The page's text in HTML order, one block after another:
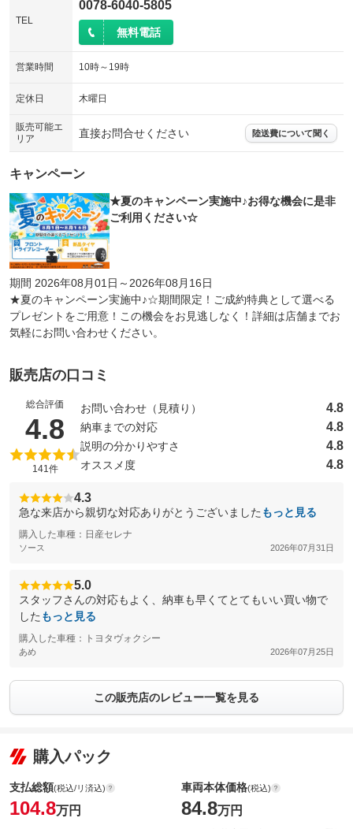
TEL
0078-6040-5805
無料電話
営業時間 10時～19時
定休日 木曜日
販売可能エ
リア
直接お問合せください 陸送費について聞く
キャンペーン
★夏のキャンペーン実施中♪お得な機会に是非
ご利用ください☆
期間 2026年08月01日～2026年08月16日
★夏のキャンペーン実施中♪☆期間限定！ご成約特典として選べる
プレゼントをご用意！この機会をお見逃しなく！詳細は店舗までお
気軽にお問い合わせください。
販売店の口コミ
総合評価
4.8 （5点満点中）
141件
お問い合わせ（見積り） 4.8
納車までの対応 4.8
説明の分かりやすさ 4.8
オススメ度 4.8
4.3
急な来店から親切な対応ありがとうございました もっと見る
購入した車種：日産セレナ
ソース 2026年07月31日
5.0
スタッフさんの対応もよく、納車も早くてとてもいい買い物で
した もっと見る
購入した車種：トヨタヴォクシー
あめ 2026年07月25日
この販売店のレビュー一覧を見る
購入パック
支払総額(税込/リ済込)
104.8万円
車両本体価格(税込)
84.8万円